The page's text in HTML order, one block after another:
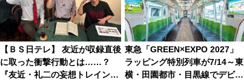
【ＢＳ日テレ】 友近が収録直後
に取った衝撃行動とは……？
『友近・礼二の妄想トレイン』
東急「GREEN×EXPO 2027」
ラッピング特別列車が7/14～東
横・田園都市・目黒線でデビュ